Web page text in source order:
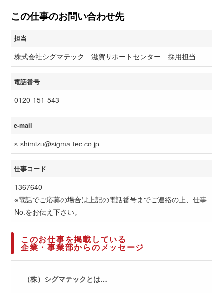
この仕事のお問い合わせ先
担当
株式会社シグマテック 滋賀サポートセンター 採用担当
電話番号
0120-151-543
e-mail
s-shimizu@sigma-tec.co.jp
仕事コード
1367640
※電話でご応募の場合は上記の電話番号までご連絡の上、仕事
No.をお伝え下さい。
このお仕事を掲載している
企業・事業部からのメッセージ
（株）シグマテックとは…